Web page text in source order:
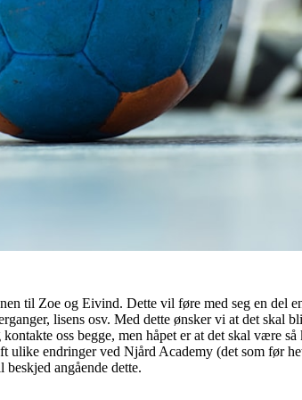
til Zoe og Eivind. Dette vil føre med seg en del
lisens osv. Med dette ønsker vi at det skal
oss begge, men håpet er at det skal være
ulike endringer ved Njård Academy (det som før
angående dette.